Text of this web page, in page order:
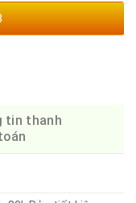
tin thanh